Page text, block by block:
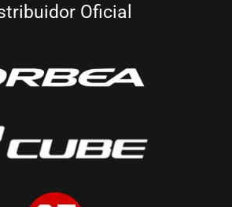
Oficial